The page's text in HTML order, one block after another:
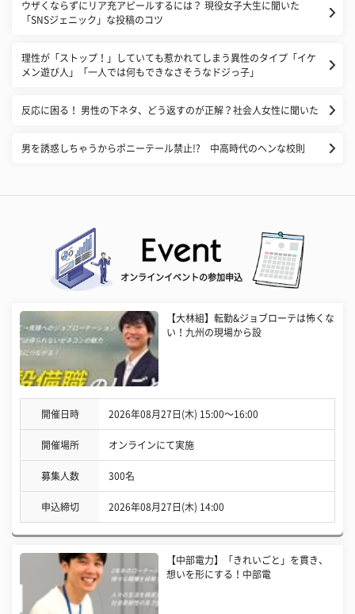
ウザくならずにリア充アピールするには？ 現役女子大生に聞いた
「SNSジェニック」な投稿のコツ
理性が「ストップ！」していても惹かれてしまう異性のタイプ「イケ
メン遊び人」「一人では何もできなさそうなドジっ子」
反応に困る！ 男性の下ネタ、どう返すのが正解？社会人女性に聞いた
男を誘惑しちゃうからポニーテール禁止!? 中高時代のヘンな校則
オンラインイベントの参加申込
【大林組】転勤&ジョブローテは怖くな
い！九州の現場から設
開催日時 2026年08月27日(木) 15:00〜16:00
開催場所 オンラインにて実施
募集人数 300名
申込締切 2026年08月27日(木) 14:00
【中部電力】「きれいごと」を貫き、
想いを形にする！中部電